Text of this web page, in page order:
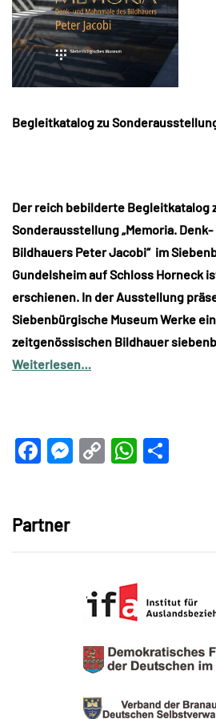
Begleitkatalog zu
Der reich bebilderte Begleitkatalog
Sonderausstellung „Memoria.
Bildhauers Peter Jacobi“ im
Gundelsheim auf Schloss Horneck
erschienen. In der Ausstellung
Siebenbürgische Museum Werke
zeitgenössischen Bildhauer
Weiterlesen…
Facebook
Messenger
Copy
Partner